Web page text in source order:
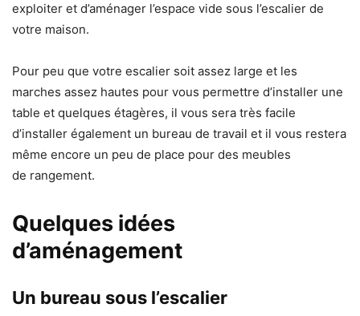
exploiter et d’aménager l’espace vide sous l’escalier de
votre maison.
Pour peu que votre escalier soit assez large et les
marches assez hautes pour vous permettre d’installer une
table et quelques étagères, il vous sera très facile
d’installer également un bureau de travail et il vous restera
même encore un peu de place pour des meubles
de rangement.
Quelques idées
d’aménagement
Un bureau sous l’escalier